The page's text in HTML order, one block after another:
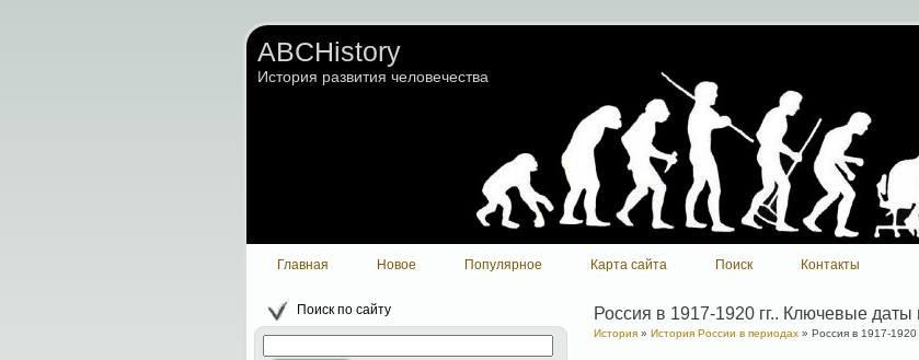
ABCHistory
История развития человечества
Главная Новое Популярное Карта сайта Поиск Контакты
Поиск по сайту Россия в 1917-1920 гг.. Ключевые даты
История » История России в периодах » Россия в 1917-